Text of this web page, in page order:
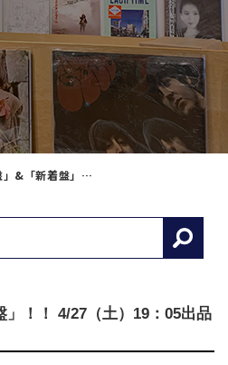
27（土）19：05出品 ※通販リスト付
！！ 4/27（土）19：05出品